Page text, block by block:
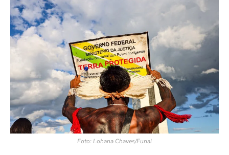
Foto: Lohana Chaves/Funai